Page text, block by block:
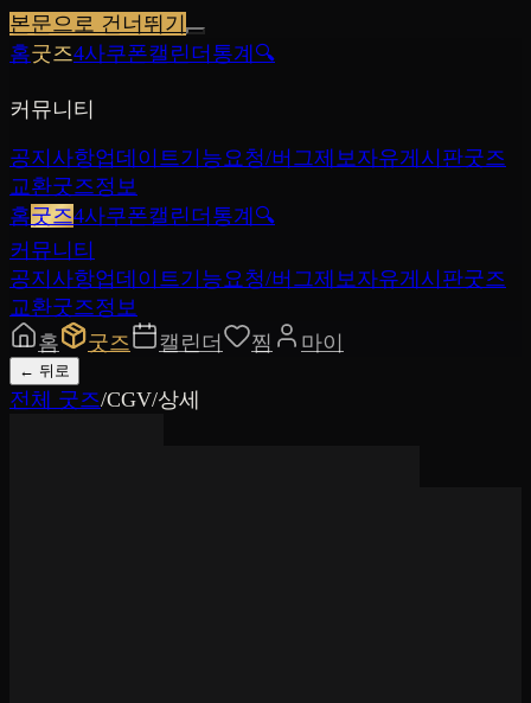
본문으로 건너뛰기
홈굿즈4사쿠폰캘린더 통계 🔍
커뮤니티
공지사항업데이트기능요청/버그제보자유게시판굿즈
교환굿즈정보
홈굿즈4사쿠폰캘린더 통계 🔍
커뮤니티
공지사항업데이트기능요청/버그제보자유게시판굿즈
교환굿즈정보
홈
굿즈 캘린더 찜 마이
← 뒤로
전체 굿즈/CGV/상세